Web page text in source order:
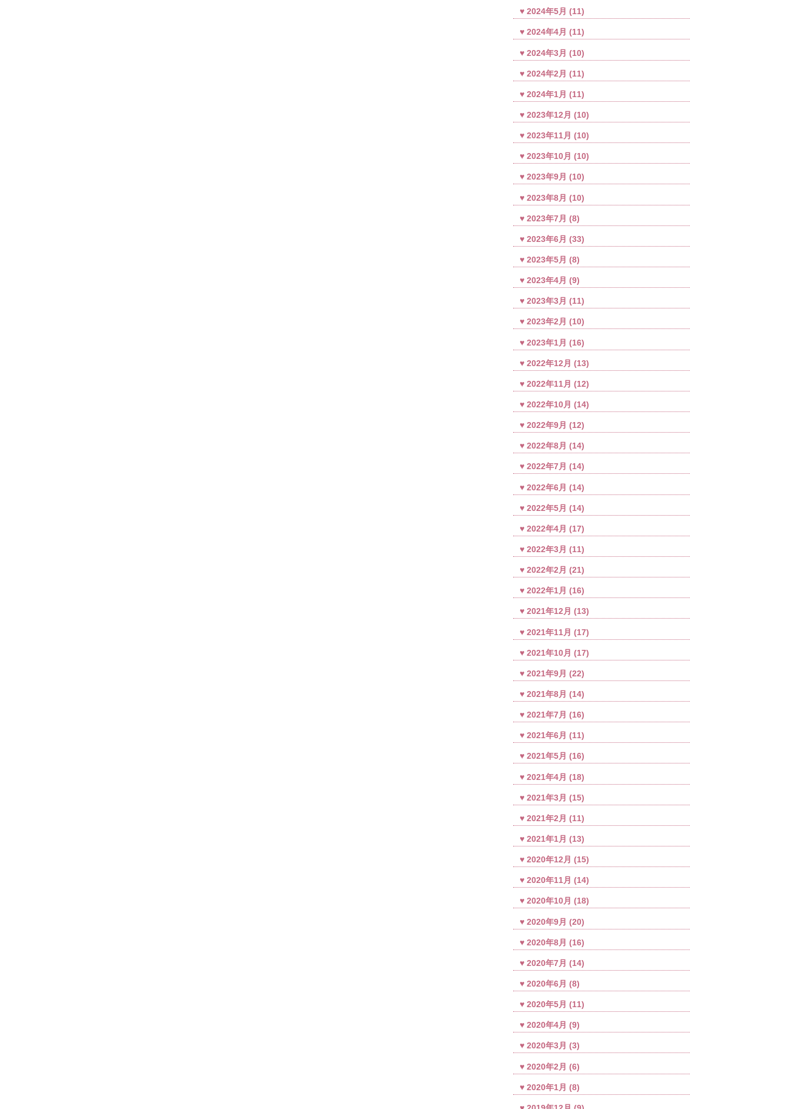
2024年5月 (11)
2024年4月 (11)
2024年3月 (10)
2024年2月 (11)
2024年1月 (11)
2023年12月 (10)
2023年11月 (10)
2023年10月 (10)
2023年9月 (10)
2023年8月 (10)
2023年7月 (8)
2023年6月 (33)
2023年5月 (8)
2023年4月 (9)
2023年3月 (11)
2023年2月 (10)
2023年1月 (16)
2022年12月 (13)
2022年11月 (12)
2022年10月 (14)
2022年9月 (12)
2022年8月 (14)
2022年7月 (14)
2022年6月 (14)
2022年5月 (14)
2022年4月 (17)
2022年3月 (11)
2022年2月 (21)
2022年1月 (16)
2021年12月 (13)
2021年11月 (17)
2021年10月 (17)
2021年9月 (22)
2021年8月 (14)
2021年7月 (16)
2021年6月 (11)
2021年5月 (16)
2021年4月 (18)
2021年3月 (15)
2021年2月 (11)
2021年1月 (13)
2020年12月 (15)
2020年11月 (14)
2020年10月 (18)
2020年9月 (20)
2020年8月 (16)
2020年7月 (14)
2020年6月 (8)
2020年5月 (11)
2020年4月 (9)
2020年3月 (3)
2020年2月 (6)
2020年1月 (8)